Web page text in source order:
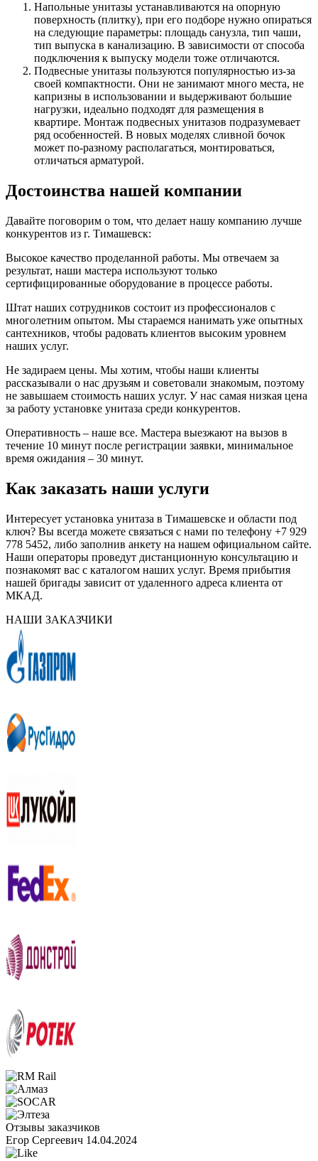
Напольные унитазы устанавливаются на опорную
поверхность (плитку), при его подборе нужно опираться
на следующие параметры: площадь санузла, тип чаши,
тип выпуска в канализацию. В зависимости от способа
подключения к выпуску модели тоже отличаются.
Подвесные унитазы пользуются популярностью из-за
своей компактности. Они не занимают много места, не
капризны в использовании и выдерживают большие
нагрузки, идеально подходят для размещения в
квартире. Монтаж подвесных унитазов подразумевает
ряд особенностей. В новых моделях сливной бочок
может по-разному располагаться, монтироваться,
отличаться арматурой.
Достоинства нашей компании
Давайте поговорим о том, что делает нашу компанию лучше
конкурентов из г. Тимашевск:
Высокое качество проделанной работы. Мы отвечаем за
результат, наши мастера используют только
сертифицированные оборудование в процессе работы.
Штат наших сотрудников состоит из профессионалов с
многолетним опытом. Мы стараемся нанимать уже опытных
сантехников, чтобы радовать клиентов высоким уровнем
наших услуг.
Не задираем цены. Мы хотим, чтобы наши клиенты
рассказывали о нас друзьям и советовали знакомым, поэтому
не завышаем стоимость наших услуг. У нас самая низкая цена
за работу установке унитаза среди конкурентов.
Оперативность – наше все. Мастера выезжают на вызов в
течение 10 минут после регистрации заявки, минимальное
время ожидания – 30 минут.
Как заказать наши услуги
Интересует установка унитаза в Тимашевске и области под
ключ? Вы всегда можете связаться с нами по телефону +7 929
778 5452, либо заполнив анкету на нашем официальном сайте.
Наши операторы проведут дистанционную консультацию и
познакомят вас с каталогом наших услуг. Время прибытия
нашей бригады зависит от удаленного адреса клиента от
МКАД.
НАШИ ЗАКАЗЧИКИ
Отзывы заказчиков
Егор Сергеевич 14.04.2024